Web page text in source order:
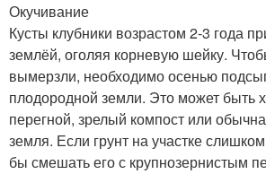
Окучивание
Кусты клубники возрастом 2-3 года
землёй, оголяя корневую шейку.
вымерзли, необходимо осенью
плодородной земли. Это может быть
перегной, зрелый компост или
земля. Если грунт на участке
бы смешать его с крупнозернистым